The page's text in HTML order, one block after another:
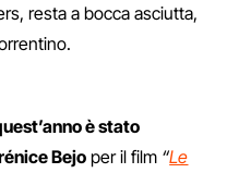
resta a bocca asciutta,
è stato
Bejo per il film “Le